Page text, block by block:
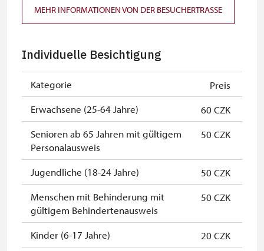
Mitglieder von ICOMOS mit
gültigem Mitgliedsausweis *
kostenlos
Inhaber der freien einmaligen
Eintrittskarte
kostenlos
NPÚ-Karte
kostenlos
"Náš člověk"-Karte *
kostenlos
* Freier Eintritt nur für den
Karteninhaber
MEHR INFORMATIONEN VON DER BESUCHERTRASSE
Individuelle Besichtigung
Kategorie
Preis
Erwachsene (25-64 Jahre)
60 CZK
Senioren ab 65 Jahren mit gültigem
Personalausweis
50 CZK
Jugendliche (18-24 Jahre)
50 CZK
Menschen mit Behinderung mit
gültigem Behindertenausweis
50 CZK
Kinder (6-17 Jahre) 20 CZK